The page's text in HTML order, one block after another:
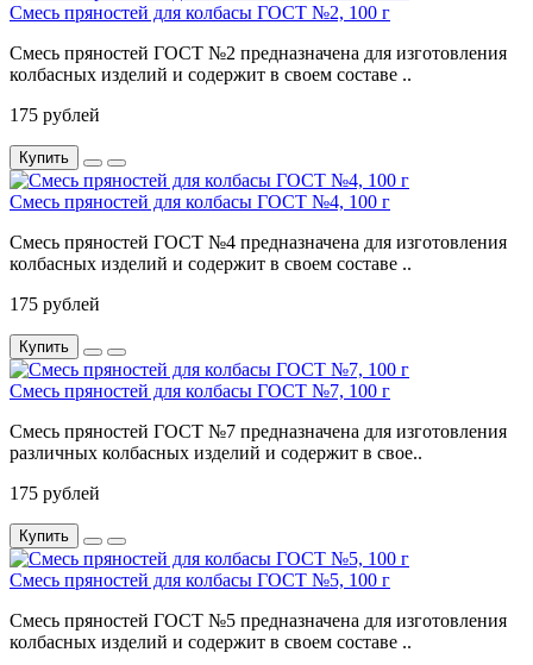
Смесь пряностей для колбасы ГОСТ №2, 100 г
Смесь пряностей ГОСТ №2 предназначена для изготовления
колбасных изделий и содержит в своем составе ..
175 рублей
Купить
Смесь пряностей для колбасы ГОСТ №4, 100 г
Смесь пряностей ГОСТ №4 предназначена для изготовления
колбасных изделий и содержит в своем составе ..
175 рублей
Купить
Смесь пряностей для колбасы ГОСТ №7, 100 г
Смесь пряностей ГОСТ №7 предназначена для изготовления
различных колбасных изделий и содержит в свое..
175 рублей
Купить
Смесь пряностей для колбасы ГОСТ №5, 100 г
Смесь пряностей ГОСТ №5 предназначена для изготовления
колбасных изделий и содержит в своем составе ..